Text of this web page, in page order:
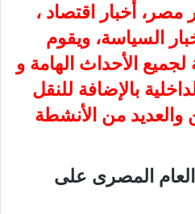
مصر، أخبار اقتصاد ،
السياسة، ويقوم
لجميع الأحداث الهامة و
بالإضافة للنقل
والعديد من الأنشطة
المصرى على